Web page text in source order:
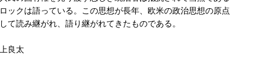
ックは語っている。この思想が長年、欧米の政治思想の原点
て読み継がれ、語り継がれてきたものである。
良太